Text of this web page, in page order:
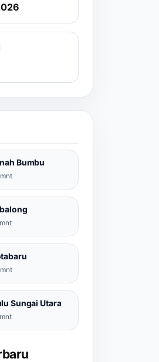
Bumbu
Sungai Utara